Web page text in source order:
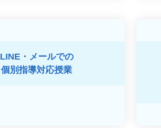
LINE・メールでの
個別指導対応授業